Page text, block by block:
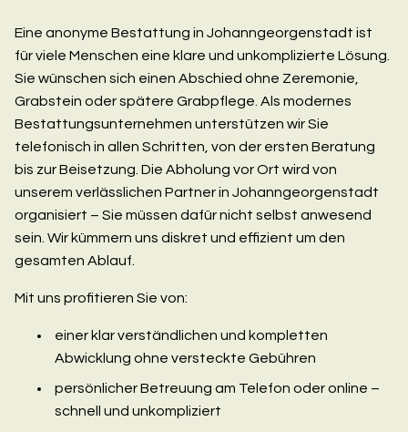
Eine anonyme Bestattung in Johanngeorgenstadt ist
für viele Menschen eine klare und unkomplizierte Lösung.
Sie wünschen sich einen Abschied ohne Zeremonie,
Grabstein oder spätere Grabpflege. Als modernes
Bestattungsunternehmen unterstützen wir Sie
telefonisch in allen Schritten, von der ersten Beratung
bis zur Beisetzung. Die Abholung vor Ort wird von
unserem verlässlichen Partner in Johanngeorgenstadt
organisiert – Sie müssen dafür nicht selbst anwesend
sein. Wir kümmern uns diskret und effizient um den
gesamten Ablauf.
Mit uns profitieren Sie von:
einer klar verständlichen und kompletten
Abwicklung ohne versteckte Gebühren
persönlicher Betreuung am Telefon oder online –
schnell und unkompliziert